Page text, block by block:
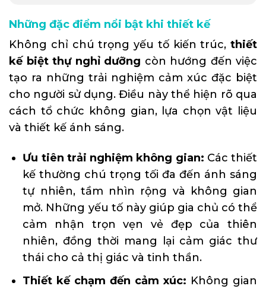
Những đặc điểm nổi bật khi thiết kế
Không chỉ chú trọng yếu tố kiến trúc, thiết
kế biệt thự nghỉ dưỡng còn hướng đến việc
tạo ra những trải nghiệm cảm xúc đặc biệt
cho người sử dụng. Điều này thể hiện rõ qua
cách tổ chức không gian, lựa chọn vật liệu
và thiết kế ánh sáng.
Ưu tiên trải nghiệm không gian: Các thiết
kế thường chú trọng tối đa đến ánh sáng
tự nhiên, tầm nhìn rộng và không gian
mở. Những yếu tố này giúp gia chủ có thể
cảm nhận trọn vẹn vẻ đẹp của thiên
nhiên, đồng thời mang lại cảm giác thư
thái cho cả thị giác và tinh thần.
Thiết kế chạm đến cảm xúc: Không gian